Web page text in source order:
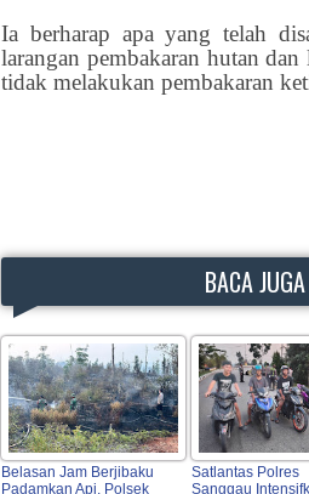
Ia berharap apa yang telah
larangan pembakaran hutan
tidak melakukan pembakaran
BACA
Belasan Jam Berjibaku
Padamkan Api, Polsek
Satlantas Polres
Sanggau